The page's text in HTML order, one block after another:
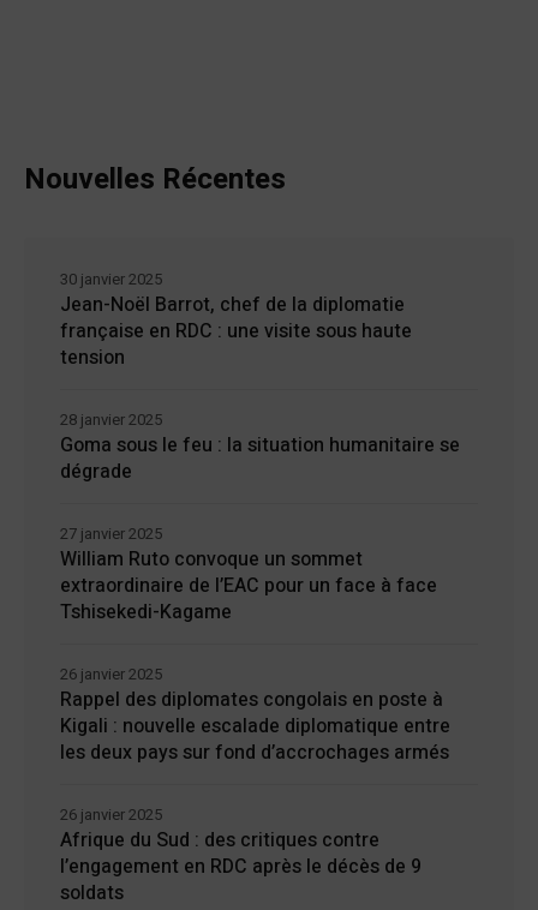
Nouvelles Récentes
Jean-Noël Barrot, chef de la diplomatie
française en RDC : une visite sous haute
tension
30 janvier 2025
Goma sous le feu : la situation humanitaire se
dégrade
28 janvier 2025
William Ruto convoque un sommet
extraordinaire de l’EAC pour un face à face
Tshisekedi-Kagame
27 janvier 2025
Rappel des diplomates congolais en poste à
Kigali : nouvelle escalade diplomatique entre
les deux pays sur fond d’accrochages armés
26 janvier 2025
Afrique du Sud : des critiques contre
l’engagement en RDC après le décès de 9
soldats
26 janvier 2025